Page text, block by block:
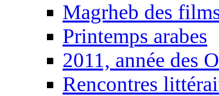
Magrheb des
Printemps arabes
2011, année des
Rencontres